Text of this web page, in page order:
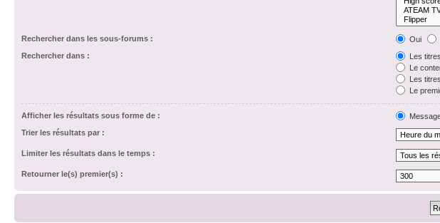
Rechercher dans les sous-forums : Oui
Rechercher dans :
Les
Le
Les
Le
Afficher les résultats sous forme de :
Trier les résultats par :
Limiter les résultats dans le temps :
Retourner le(s) premier(s) :